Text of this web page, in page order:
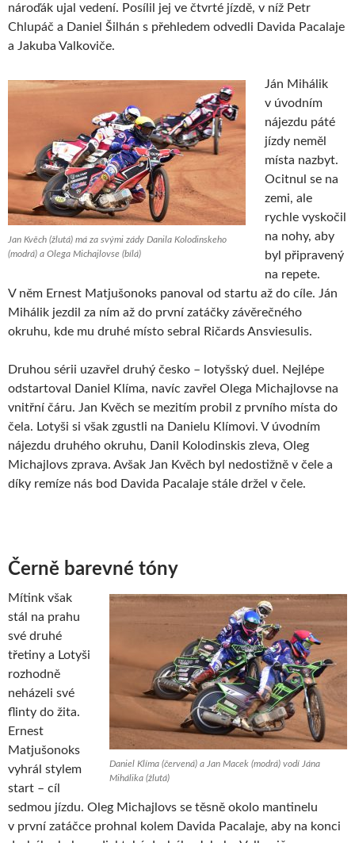
nároďák ujal vedení. Posílil jej ve čtvrté jízdě, v níž Petr
Chlupáč a Daniel Šilhán s přehledem odvedli Davida Pacalaje
a Jakuba Valkoviče.
Jan Kvěch (žlutá) má za svými zády Danila Kolodinskeho
(modrá) a Olega Michajlovse (bílá)
Ján Mihálik
v úvodním
nájezdu páté
jízdy neměl
místa nazbyt.
Ocitnul se na
zemi, ale
rychle vyskočil
na nohy, aby
byl připravený
na repete.
V něm Ernest Matjušonoks panoval od startu až do cíle. Ján
Mihálik jezdil za ním až do první zatáčky závěrečného
okruhu, kde mu druhé místo sebral Ričards Ansviesulis.
Druhou sérii uzavřel druhý česko – lotyšský duel. Nejlépe
odstartoval Daniel Klíma, navíc zavřel Olega Michajlovse na
vnitřní čáru. Jan Kvěch se mezitím probil z prvního místa do
čela. Lotyši si však zgustli na Danielu Klímovi. V úvodním
nájezdu druhého okruhu, Danil Kolodinskis zleva, Oleg
Michajlovs zprava. Avšak Jan Kvěch byl nedostižně v čele a
díky remíze nás bod Davida Pacalaje stále držel v čele.
Černě barevné tóny
Daniel Klíma (červená) a Jan Macek (modrá) vodí Jána
Mihálika (žlutá)
Mítink však
stál na prahu
své druhé
třetiny a Lotyši
rozhodně
neházeli své
flinty do žita.
Ernest
Matjušonoks
vyhrál stylem
start – cíl
sedmou jízdu. Oleg Michajlovs se těsně okolo mantinelu
v první zatáčce prohnal kolem Davida Pacalaje, aby na konci